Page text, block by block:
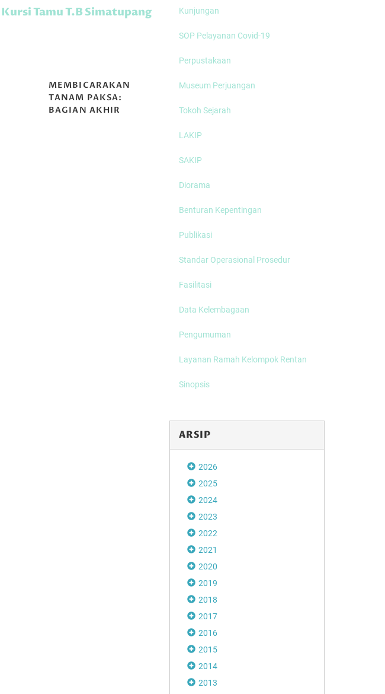
Kursi Tamu T.B Simatupang
MEMBICARAKAN
TANAM PAKSA:
BAGIAN AKHIR
MEMBICARAKAN
(Part 2)
Kunjungan
SOP Pelayanan Covid-19
Perpustakaan
Museum Perjuangan
Tokoh Sejarah
LAKIP
SAKIP
Diorama
Benturan Kepentingan
Publikasi
Standar Operasional Prosedur
Fasilitasi
Data Kelembagaan
Pengumuman
Layanan Ramah Kelompok Rentan
Sinopsis
ARSIP
2026
2025
2024
2023
2022
2021
2020
2019
2018
2017
2016
2015
2014
2013